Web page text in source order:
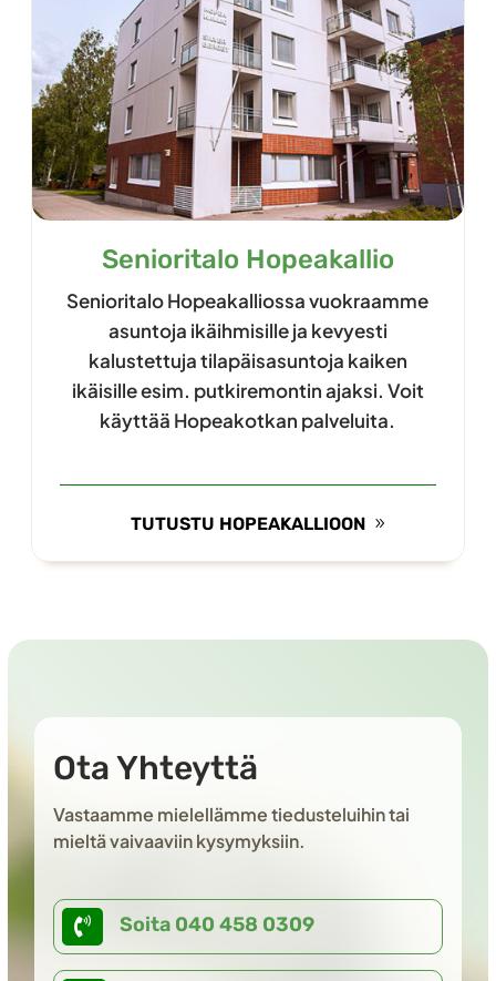
Senioritalo Hopeakallio
Senioritalo Hopeakalliossa vuokraamme
asuntoja ikäihmisille ja kevyesti
kalustettuja tilapäisasuntoja kaiken
ikäisille esim. putkiremontin ajaksi. Voit
käyttää Hopeakotkan palveluita.
TUTUSTU HOPEAKALLIOON
Ota Yhteyttä
Vastaamme mielellämme tiedusteluihin tai
mieltä vaivaaviin kysymyksiin.
 Soita 040 458 0309